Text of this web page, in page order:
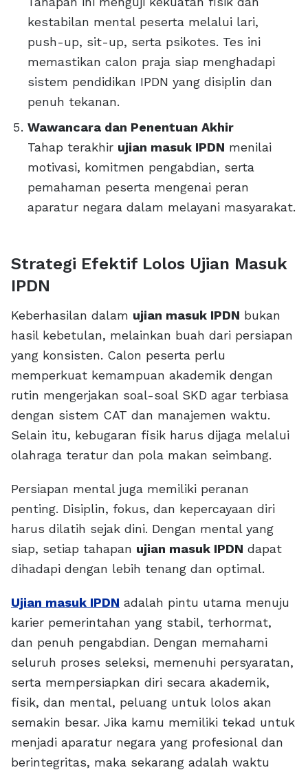
kestabilan mental peserta melalui lari,
push-up, sit-up, serta psikotes. Tes ini
memastikan calon praja siap menghadapi
sistem pendidikan IPDN yang disiplin dan
penuh tekanan.
Wawancara dan Penentuan Akhir
Tahap terakhir ujian masuk IPDN menilai
motivasi, komitmen pengabdian, serta
pemahaman peserta mengenai peran
aparatur negara dalam melayani masyarakat.
Strategi Efektif Lolos Ujian Masuk
IPDN
Keberhasilan dalam ujian masuk IPDN bukan
hasil kebetulan, melainkan buah dari persiapan
yang konsisten. Calon peserta perlu
memperkuat kemampuan akademik dengan
rutin mengerjakan soal-soal SKD agar terbiasa
dengan sistem CAT dan manajemen waktu.
Selain itu, kebugaran fisik harus dijaga melalui
olahraga teratur dan pola makan seimbang.
Persiapan mental juga memiliki peranan
penting. Disiplin, fokus, dan kepercayaan diri
harus dilatih sejak dini. Dengan mental yang
siap, setiap tahapan ujian masuk IPDN dapat
dihadapi dengan lebih tenang dan optimal.
Ujian masuk IPDN adalah pintu utama menuju
karier pemerintahan yang stabil, terhormat,
dan penuh pengabdian. Dengan memahami
seluruh proses seleksi, memenuhi persyaratan,
serta mempersiapkan diri secara akademik,
fisik, dan mental, peluang untuk lolos akan
semakin besar. Jika kamu memiliki tekad untuk
menjadi aparatur negara yang profesional dan
berintegritas, maka sekarang adalah waktu